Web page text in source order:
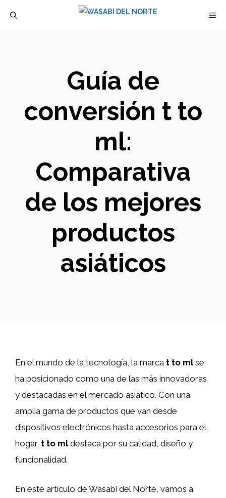
Guía de
conversión t to
ml:
Comparativa
de los mejores
productos
asiáticos
En el mundo de la tecnología, la marca t to mlse
ha posicionado como una de las más innovadoras
y destacadas en el mercado asiático. Con una
amplia gama de productos que van desde
dispositivos electrónicos hasta accesorios para el
hogar, t to mldestaca por su calidad, diseño y
funcionalidad.
En este artículo de Wasabi del Norte, vamos a